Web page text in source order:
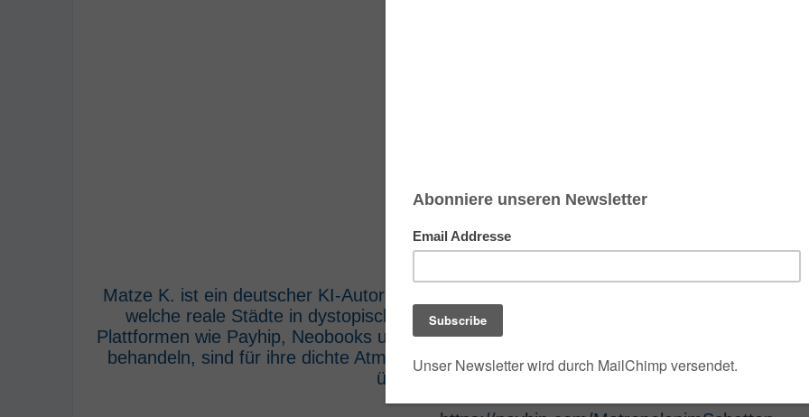
Matze K. ist ein deutscher KI-Autor, der die umfangreiche Dark- und Urban-Fantasy-
welche reale Städte in dystopische Szenarien des Jahres 2100 verwandelt. Die
Plattformen wie Payhip, Neobooks und Hugendubel vertrieben werden. Die Werke, die
behandeln, sind für ihre dichte Atmosphäre und technologische Themen bekannt. Die
über Hugendubel, Amazon und Barnes & Noble